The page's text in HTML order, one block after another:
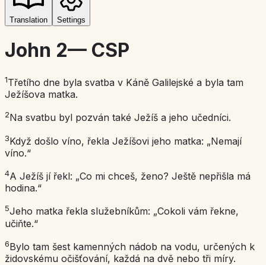
Translation Settings
John 2— CSP
1Třetího dne byla svatba v Káně Galilejské a byla tam
Ježíšova matka.
2Na svatbu byl pozván také Ježíš a jeho učedníci.
3Když došlo víno, řekla Ježíšovi jeho matka: „Nemají
víno.“
4A Ježíš jí řekl: „Co mi chceš, ženo? Ještě nepřišla má
hodina.“
5Jeho matka řekla služebníkům: „Cokoli vám řekne,
učiňte.“
6Bylo tam šest kamenných nádob na vodu, určených k
židovskému očišťování, každá na dvě nebo tři míry.